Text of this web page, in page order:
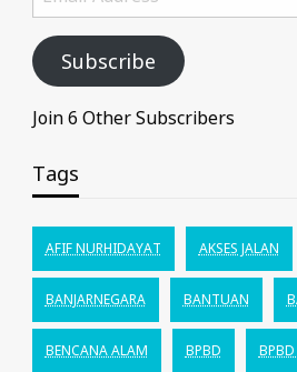
Address
Subscribe
Join 6 Other Subscribers
Tags
AFIF NURHIDAYAT AKSES JALAN
BANJARNEGARA BANTUAN
BENCANA ALAM BPBD